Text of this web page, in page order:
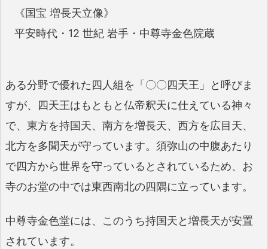
《国宝 増長天立像》
平安時代・12 世紀 岩手・中尊寺金色院蔵
ある分野で優れた四人組を「〇〇四天王」と呼びま
すが、四天王はもともと仏帝釈天に仕えている神々
で、東方を持国天、南方を増長天、西方を広目天、
北方を多聞天が守っています。須弥山の中腹あたり
で四方から世界を守っているとされているため、お
寺のお堂の中では東西南北の四隅に立っています。
中尊寺金色堂には、このうち持国天と増長天が安置
されています。